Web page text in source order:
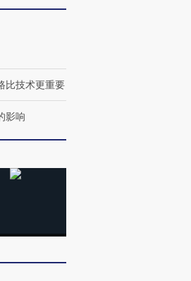
7万
比技术更重要
影响